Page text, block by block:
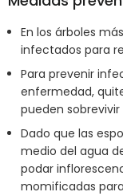
En los árboles
infectados para
Para prevenir
enfermedad,
pueden sobrevivir
Dado que las
medio del agua
podar
momificadas